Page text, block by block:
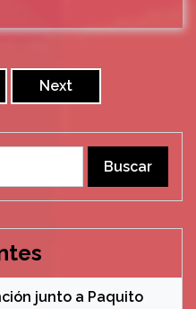
Next
junto a Paquito